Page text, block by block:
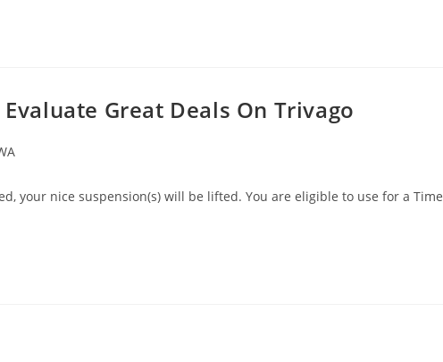
Great Deals On Trivago
your nice suspension(s) will be lifted. You are eligible to use for a Time